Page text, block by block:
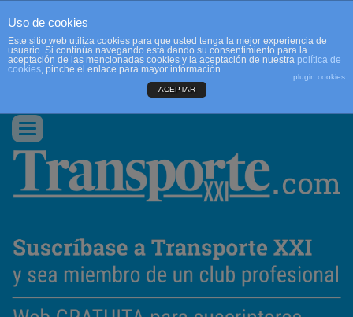
CONTACTO
Conmutar
navegación
Uso de cookies
Este sitio web utiliza cookies para que usted tenga la mejor experiencia de
usuario. Si continúa navegando está dando su consentimiento para la
aceptación de las mencionadas cookies y la aceptación de nuestra política de
cookies, pinche el enlace para mayor información.
plugin cookies
ACEPTAR